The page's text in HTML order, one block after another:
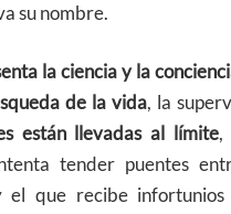
su nombre.
la ciencia y la
de la vida, la
están llevadas al límite,
tender puentes
el que recibe